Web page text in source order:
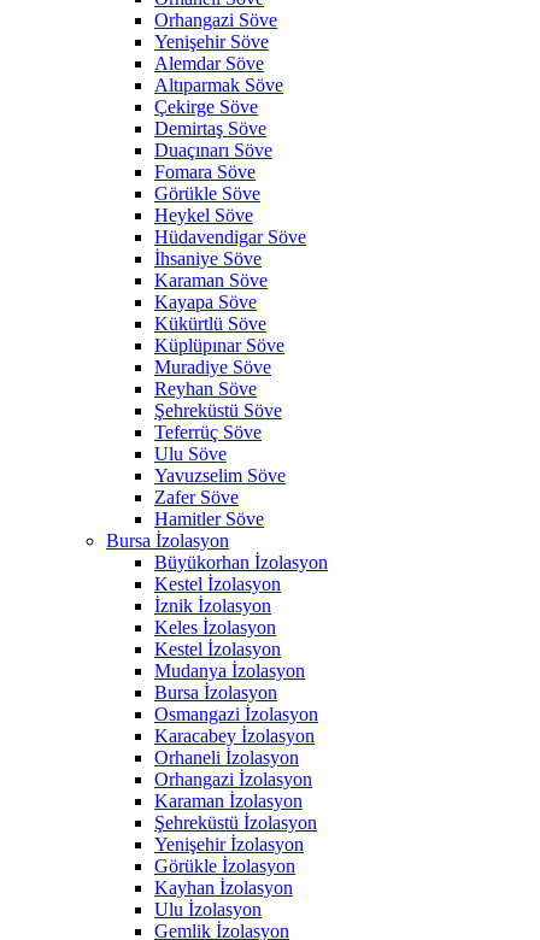
Orhangazi Söve
Yenişehir Söve
Alemdar Söve
Altıparmak Söve
Çekirge Söve
Demirtaş Söve
Duaçınarı Söve
Fomara Söve
Görükle Söve
Heykel Söve
Hüdavendigar Söve
İhsaniye Söve
Karaman Söve
Kayapa Söve
Kükürtlü Söve
Küplüpınar Söve
Muradiye Söve
Reyhan Söve
Şehreküstü Söve
Teferrüç Söve
Ulu Söve
Yavuzselim Söve
Zafer Söve
Hamitler Söve
Bursa İzolasyon
Büyükorhan İzolasyon
Kestel İzolasyon
İznik İzolasyon
Keles İzolasyon
Kestel İzolasyon
Mudanya İzolasyon
Bursa İzolasyon
Osmangazi İzolasyon
Karacabey İzolasyon
Orhaneli İzolasyon
Orhangazi İzolasyon
Karaman İzolasyon
Şehreküstü İzolasyon
Yenişehir İzolasyon
Görükle İzolasyon
Kayhan İzolasyon
Ulu İzolasyon
Gemlik İzolasyon